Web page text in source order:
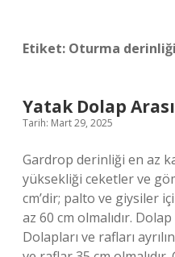
Etiket: Oturma
Yatak Dolap
Tarih: Mart 29, 2025
Gardrop derinliği en az
yüksekliği ceketler ve
cm’dir; palto ve giysiler
az 60 cm olmalıdır.
Dolapları ve rafları